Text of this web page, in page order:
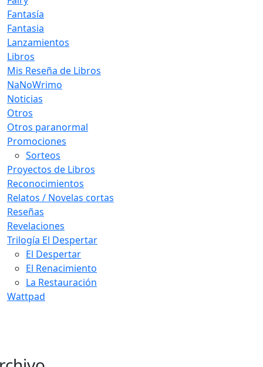
Fantasía
Fantasia
Lanzamientos
Libros
Mis Reseña de Libros
NaNoWrimo
Noticias
Otros
Otros paranormal
Promociones
Sorteos
Proyectos de Libros
Reconocimientos
Relatos / Novelas cortas
Reseñas
Revelaciones
Trilogía El Despertar
El Despertar
El Renacimiento
La Restauración
Wattpad